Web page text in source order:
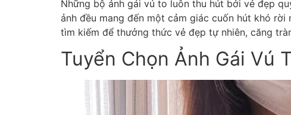
Những bộ ảnh gái vú to luôn thu hút bởi vẻ đẹp
ảnh đều mang đến một cảm giác cuốn hút khó
tìm kiếm để thưởng thức vẻ đẹp tự nhiên, căng
Tuyển Chọn Ảnh Gái Vú